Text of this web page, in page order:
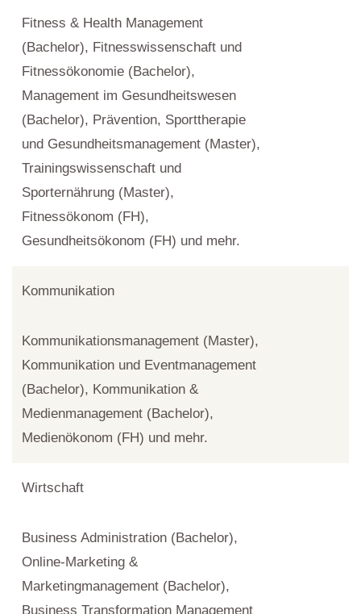
Fitness & Health Management
(Bachelor), Fitnesswissenschaft und
Fitnessökonomie (Bachelor),
Management im Gesundheitswesen
(Bachelor), Prävention, Sporttherapie
und Gesundheitsmanagement (Master),
Trainingswissenschaft und
Sporternährung (Master),
Fitnessökonom (FH),
Gesundheitsökonom (FH) und mehr.
Kommunikation
Kommunikationsmanagement (Master),
Kommunikation und Eventmanagement
(Bachelor), Kommunikation &
Medienmanagement (Bachelor),
Medienökonom (FH) und mehr.
Wirtschaft
Business Administration (Bachelor),
Online-Marketing &
Marketingmanagement (Bachelor),
Business Transformation Management